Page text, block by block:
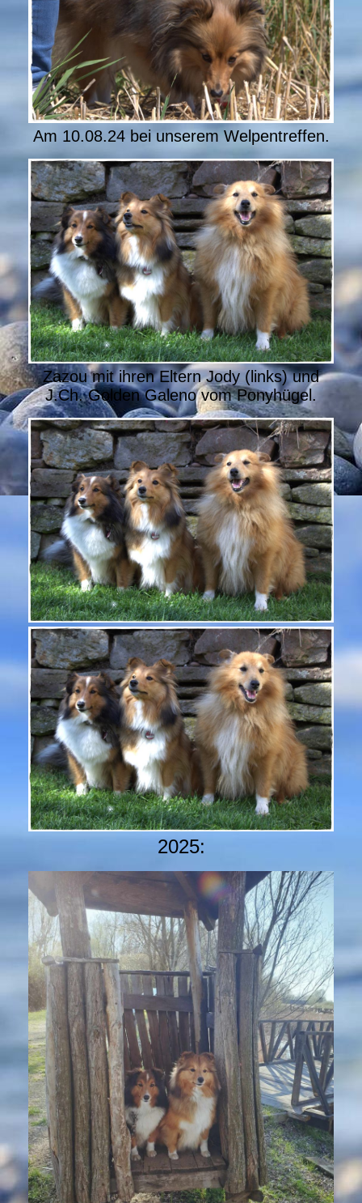
Am 10.08.24 bei unserem Welpentreffen.
Zazou mit ihren Eltern Jody (links) und
J.Ch. Golden Galeno vom Ponyhügel.
2025: